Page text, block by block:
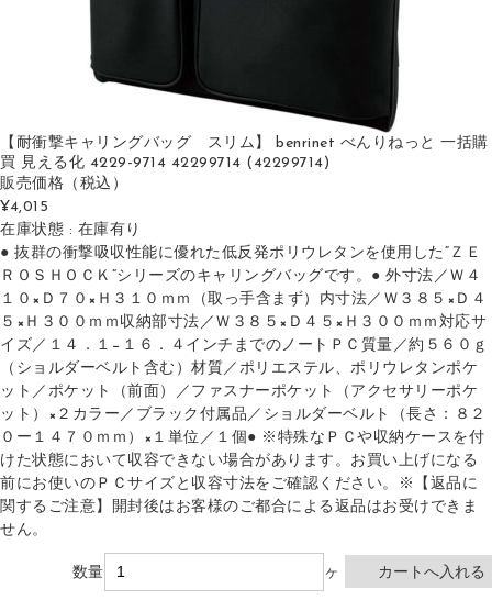
【耐衝撃キャリングバッグ スリム】 benrinet べんりねっと 一括購
買 見える化 4229-9714 42299714 (42299714)
販売価格 （税込）
¥4,015
在庫状態 : 在庫有り
● 抜群の衝撃吸収性能に優れた低反発ポリウレタンを使用した“ＺＥ
ＲＯＳＨＯＣＫ”シリーズのキャリングバッグです。● 外寸法／Ｗ４
１０×Ｄ７０×Ｈ３１０ｍｍ（取っ手含まず）内寸法／Ｗ３８５×Ｄ４
５×Ｈ３００ｍｍ収納部寸法／Ｗ３８５×Ｄ４５×Ｈ３００ｍｍ対応サ
イズ／１４．１−１６．４インチまでのノートＰＣ質量／約５６０ｇ
（ショルダーベルト含む）材質／ポリエステル、ポリウレタンポケ
ット／ポケット（前面）／ファスナーポケット（アクセサリーポケ
ット）×２カラー／ブラック付属品／ショルダーベルト（長さ：８２
０ー１４７０ｍｍ）×１単位／１個● ※特殊なＰＣや収納ケースを付
けた状態において収容できない場合があります。お買い上げになる
前にお使いのＰＣサイズと収容寸法をご確認ください。※【返品に
関するご注意】開封後はお客様のご都合による返品はお受けできま
せん。
数量 ヶ